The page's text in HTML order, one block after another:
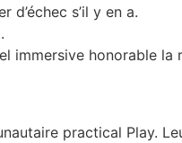
s’il y en a.
immersive honorable la
practical Play.